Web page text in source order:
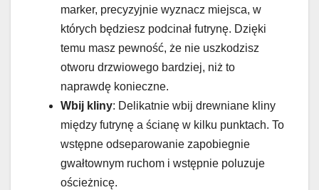
marker, precyzyjnie wyznacz miejsca, w
których będziesz podcinał futrynę. Dzięki
temu masz pewność, że nie uszkodzisz
otworu drzwiowego bardziej, niż to
naprawdę konieczne.
Wbij kliny: Delikatnie wbij drewniane kliny
między futrynę a ścianę w kilku punktach. To
wstępne odseparowanie zapobiegnie
gwałtownym ruchom i wstępnie poluzuje
ościeżnicę.